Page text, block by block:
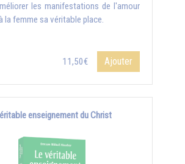
les manifestations de l'amour
la femme sa véritable place.
11,50€ Ajouter
enseignement du Christ